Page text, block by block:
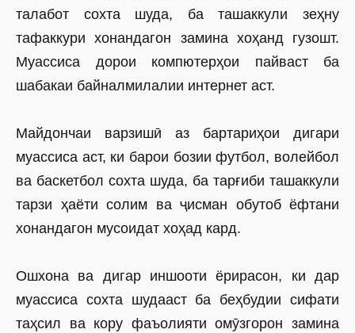
талабот сохта шуда, ба ташаккули зеҳну
тафаккури хонандагон замина хоҳанд гузошт.
Муассиса дорои компютерҳои пайваст ба
шабакаи байналмилалии интернет аст.
Майдончаи варзишӣ аз бартариҳои дигари
муассиса аст, ки барои бозии футбол, волейбол
ва баскетбол сохта шуда, ба тарғиби ташаккули
тарзи ҳаёти солим ва ҷисман обутоб ёфтани
хонандагон мусоидат хоҳад кард.
Ошхона ва дигар иншооти ёрирасон, ки дар
муассиса сохта шудааст ба беҳбудии сифати
таҳсил ва кору фаъолияти омӯзгорон замина